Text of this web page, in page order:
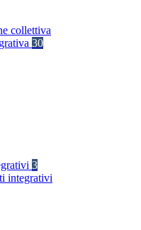
collettiva
30
3
integrativi